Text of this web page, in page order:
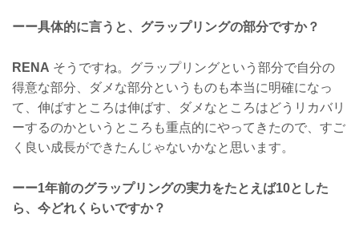
ーー具体的に言うと、グラップリングの部分ですか？
RENA そうですね。グラップリングという部分で自分の
得意な部分、ダメな部分というものも本当に明確になっ
て、伸ばすところは伸ばす、ダメなところはどうリカバリ
ーするのかというところも重点的にやってきたので、すご
く良い成長ができたんじゃないかなと思います。
ーー1年前のグラップリングの実力をたとえば10とした
ら、今どれくらいですか？